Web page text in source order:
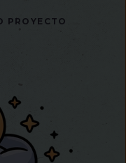
PROYECTO